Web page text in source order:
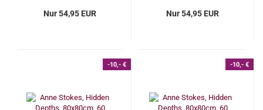
Nur 54,95 EUR Nur 54,95 EUR
-10,- € -10,- €